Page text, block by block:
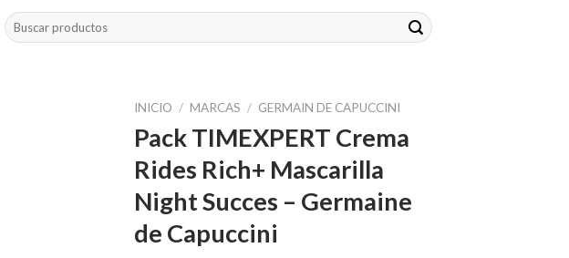
Buscar
por:
INICIO / MARCAS / GERMAIN DE CAPUCCINI
Pack TIMEXPERT Crema
Rides Rich+ Mascarilla
Night Succes – Germaine
de Capuccini